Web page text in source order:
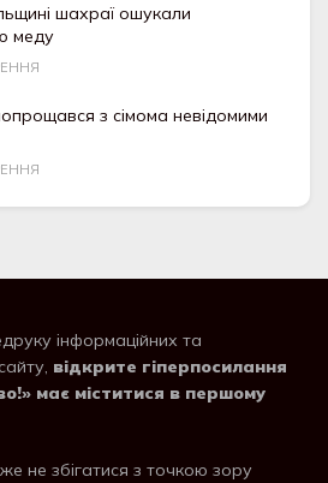
шахраї ошукали
меду
з сімома невідомими
інформаційних та
відкрите гіперпосилання
має міститися в першому
не збігатися з точкою зору